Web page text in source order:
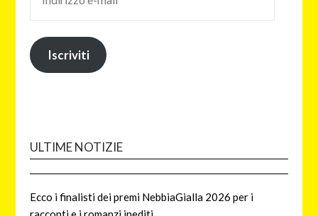
Iscriviti
ULTIME NOTIZIE
Ecco i finalisti dei premi NebbiaGialla 2026 per i